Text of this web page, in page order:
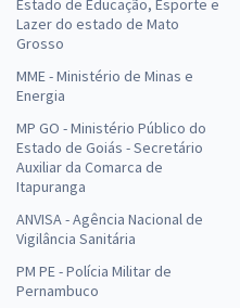
Estado de Educação, Esporte e
Lazer do estado de Mato
Grosso
MME - Ministério de Minas e
Energia
MP GO - Ministério Público do
Estado de Goiás - Secretário
Auxiliar da Comarca de
Itapuranga
ANVISA - Agência Nacional de
Vigilância Sanitária
PM PE - Polícia Militar de
Pernambuco